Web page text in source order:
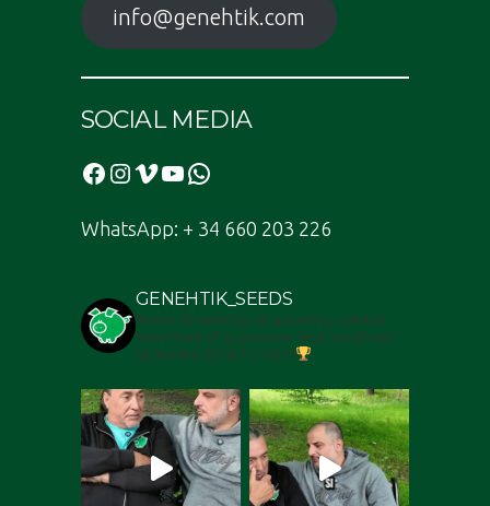
info@genehtik.com
SOCIAL MEDIA
Facebook
Instagram
Vimeo
YouTube
WhatsApp
WhatsApp: + 34 660 203 226
GENEHTIK_SEEDS
Banco de semillas de garantia y calidad -
Seed Bank of guarantee. Best seedbank
Sp4nn4bis 2018/17/16/15